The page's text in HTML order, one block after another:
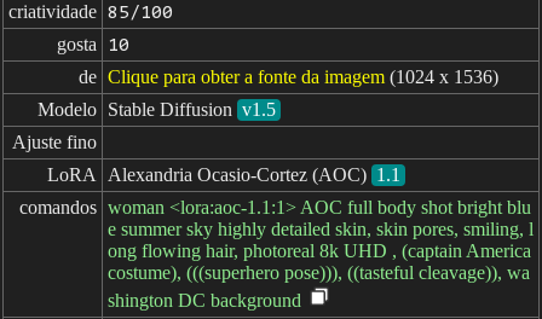
criatividade 85/100
gosta 10
de Clique para obter a fonte da imagem (1024 x 1536)
Modelo Stable Diffusion v1.5
Ajuste fino
LoRA
Alexandria Ocasio-Cortez (AOC) 1.1
comandos woman <lora:aoc-1.1:1> AOC full body shot bright blu
e summer sky highly detailed skin, skin pores, smiling, l
ong flowing hair, photoreal 8k UHD , (captain America
costume), (((superhero pose))), ((tasteful cleavage)), wa
shington DC background